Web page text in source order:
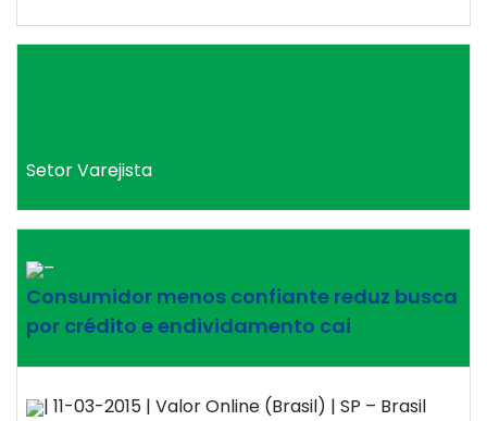
Setor Varejista
–
Consumidor menos confiante reduz busca
por crédito e endividamento cai
| 11-03-2015 | Valor Online (Brasil) | SP – Brasil